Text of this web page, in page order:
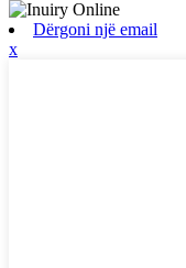
Dërgoni një email
x